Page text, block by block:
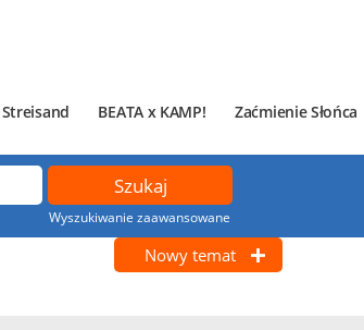
BEATA x KAMP! Zaćmienie Słońca
Wyszukiwanie zaawansowane
Nowy temat